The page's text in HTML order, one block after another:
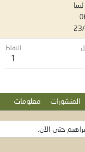
ليبيا
النقاط
1
المنشورات معلومات
حتى الآن.